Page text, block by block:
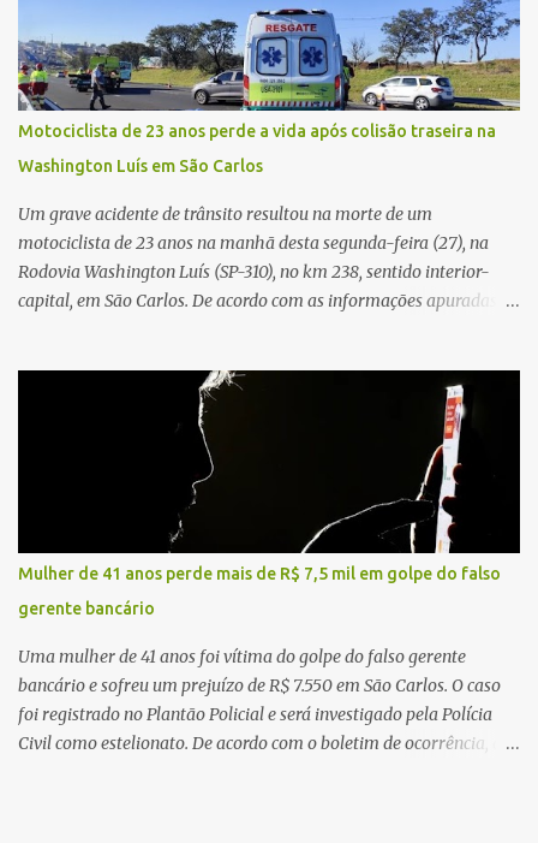
três pessoas foram baleadas e socorridas. Até o momento, não
foram divulgadas informações oficiais sobre o estado de saúde dos
feridos. Equipes da Polícia Militar de Santa Gertrudes atenderam a
ocorrência e isolaram a área para o trabalho da perícia. Até a
última atualização, nenhum suspeito havia sido preso. A Polícia
Civil investigará a motivação da briga, a autoria dos disparos e as
circunstâncias do crime. A ocorrência segue em anda...
Motociclista de 23 anos perde a vida após colisão traseira na
Washington Luís em São Carlos
Um grave acidente de trânsito resultou na morte de um
motociclista de 23 anos na manhã desta segunda-feira (27), na
Rodovia Washington Luís (SP-310), no km 238, sentido interior-
capital, em São Carlos. De acordo com as informações apuradas no
veículo, o trânsito estava lento e congestionado devido a obras
realizadas na rodovia, momento em que ocorreu o impacto. Com
a violência da colisão, o motociclista foi arremessado ao solo.
Testemunhas relataram que o capacete teria se desprendido
durante o acidente. O jovem sofreu ferimentos gravíssimos e
morreu ainda no local. Equipes de resgate e de atendimento da
concessionária responsável pela rodovia foram acionadas e
realizaram a sinalização da via, além de prestarem socorro à
vítima. No entanto, o óbito foi constatado ainda no local do
acidente. A Polícia Militar Rodoviária compareceu para o registro
da ocorrência...
Mulher de 41 anos perde mais de R$ 7,5 mil em golpe do falso
gerente bancário
Uma mulher de 41 anos foi vítima do golpe do falso gerente
bancário e sofreu um prejuízo de R$ 7.550 em São Carlos. O caso
foi registrado no Plantão Policial e será investigado pela Polícia
Civil como estelionato. De acordo com o boletim de ocorrência, a